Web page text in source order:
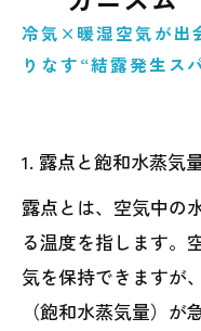
冷気×暖湿空気が
りなす“結露発生ス
1. 露点と飽和水蒸気
露点とは、空気中の
る温度を指します。
気を保持できますが
（飽和水蒸気量）